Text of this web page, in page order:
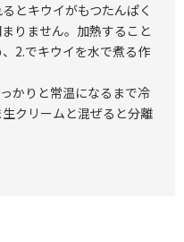
とキウイがもつたんぱく
りません。加熱すること
2.でキウイを水で煮る作
かりと常温になるまで冷
クリームと混ぜると分離